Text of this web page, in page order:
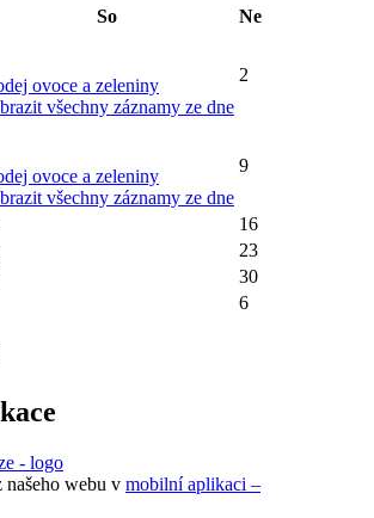
So Ne
ovoce a zeleniny
všechny záznamy ze dne
2
ovoce a zeleniny
všechny záznamy ze dne
9
16
23
30
6
našeho webu v mobilní aplikaci –